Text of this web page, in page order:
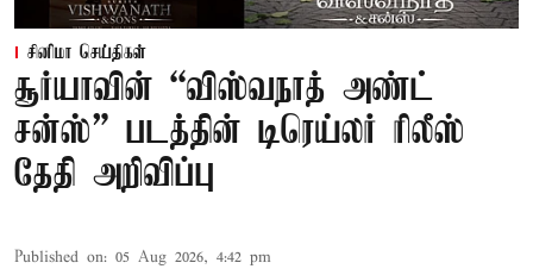
சினிமா செய்திகள்
சூர்யாவின் “விஸ்வநாத் அண்ட்
சன்ஸ்” படத்தின் டிரெய்லர் ரிலீஸ்
தேதி அறிவிப்பு
Published on: 05 Aug 2026, 4:42 pm